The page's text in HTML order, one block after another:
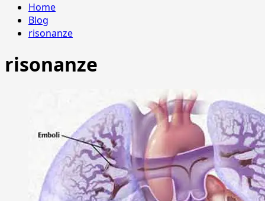
Home
Blog
risonanze
risonanze